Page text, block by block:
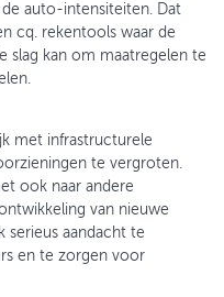
auto-intensiteiten. Dat
cq. rekentools waar de
slag kan om maatregelen te
met infrastructurele
te vergroten.
ook naar andere
van nieuwe
serieus aandacht te
en te zorgen voor